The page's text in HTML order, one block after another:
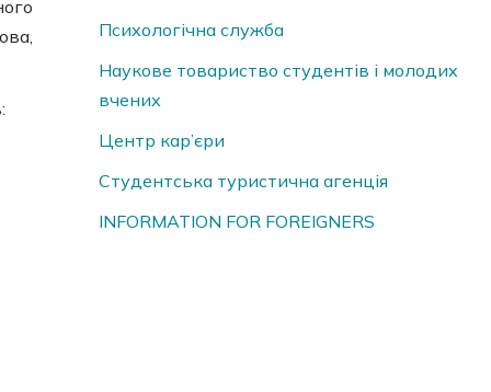
Психологічна служба
Наукове товариство студентів і молодих
вчених
Центр кар’єри
Студентська туристична агенція
INFORMATION FOR FOREIGNERS